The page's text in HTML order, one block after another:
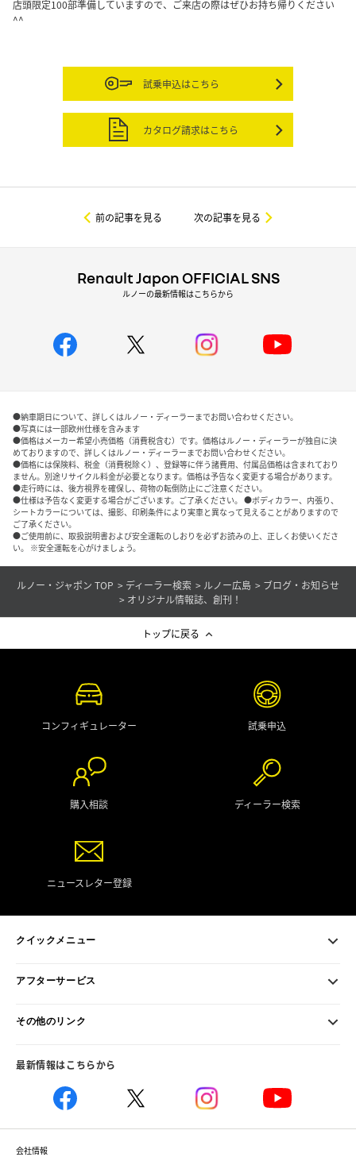
店頭限定100部準備していますので、ご来店の際はぜひお持ち帰りください
^^
試乗申込はこちら
カタログ請求はこちら
前の記事を見る 次の記事を見る
Renault Japon OFFICIAL SNS
ルノーの最新情報はこちらから
●納車期日について、詳しくはルノー・ディーラーまでお問い合わせください。
●写真には一部欧州仕様を含みます
●価格はメーカー希望小売価格（消費税含む）です。価格はルノー・ディーラーが独自に決
めておりますので、詳しくはルノー・ディーラーまでお問い合わせください。
●価格には保険料、税金（消費税除く）、登録等に伴う諸費用、付属品価格は含まれており
ません。別途リサイクル料金が必要となります。価格は予告なく変更する場合があります。
●走行時には、後方視界を確保し、荷物の転倒防止にご注意ください。
●仕様は予告なく変更する場合がございます。ご了承ください。 ●ボディカラー、内張り、
シートカラーについては、撮影、印刷条件により実車と異なって見えることがありますので
ご了承ください。
●ご使用前に、取扱説明書および安全運転のしおりを必ずお読みの上、正しくお使いくださ
い。 ※安全運転を心がけましょう。
ルノー・ジャポン TOP ディーラー検索 ルノー広島
ブログ・お知らせ
オリジナル情報誌、創刊！
トップに戻る
コンフィギュレーター 試乗申込
購入相談 ディーラー検索
ニュースレター登録
クイックメニュー
アフターサービス
その他のリンク
最新情報はこちらから
会社情報